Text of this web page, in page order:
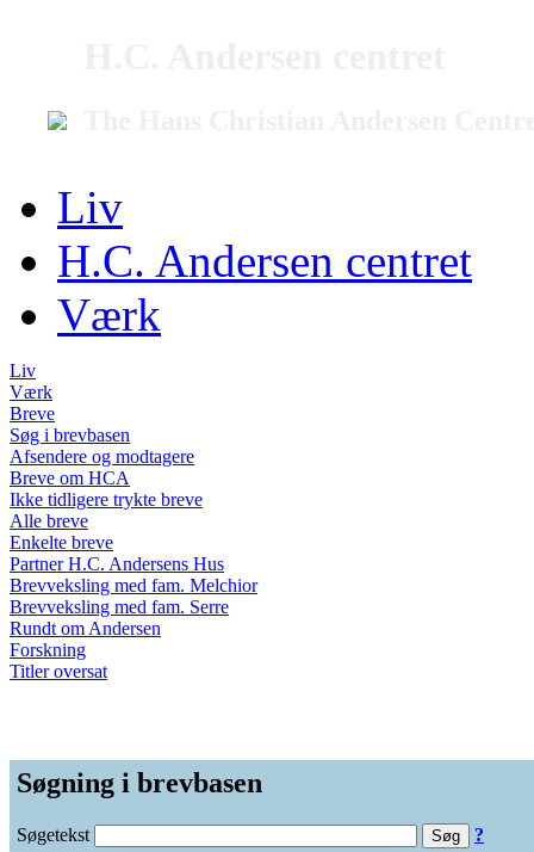
Liv
H.C. Andersen centret
Værk
Liv
Værk
Breve
Søg i brevbasen
Afsendere og modtagere
Breve om HCA
Ikke tidligere trykte breve
Alle breve
Enkelte breve
Partner H.C. Andersens Hus
Brevveksling med fam. Melchior
Brevveksling med fam. Serre
Rundt om Andersen
Forskning
Titler oversat
Søgning i brevbasen
Søgetekst ?